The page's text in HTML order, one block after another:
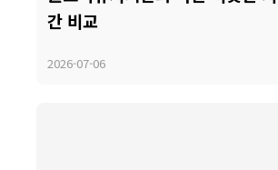
간 비교
2026-07-06